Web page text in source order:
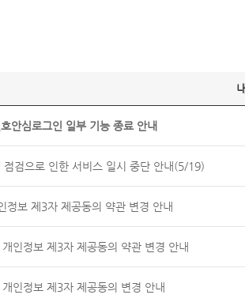
안심로그인 일부 기능 종료 안내
점검으로 인한 서비스 일시 중단 안내(5/19)
정보 제3자 제공동의 약관 변경 안내
LGU+ 개인정보 제3자 제공동의 약관 변경 안내
인정보 제3자 제공동의 변경 안내